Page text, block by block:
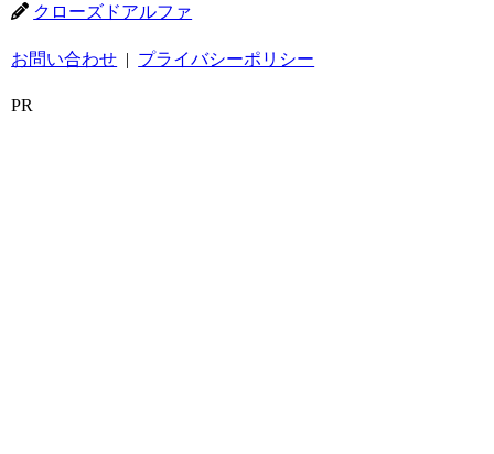
クローズドアルファ
お問い合わせ | プライバシーポリシー
PR